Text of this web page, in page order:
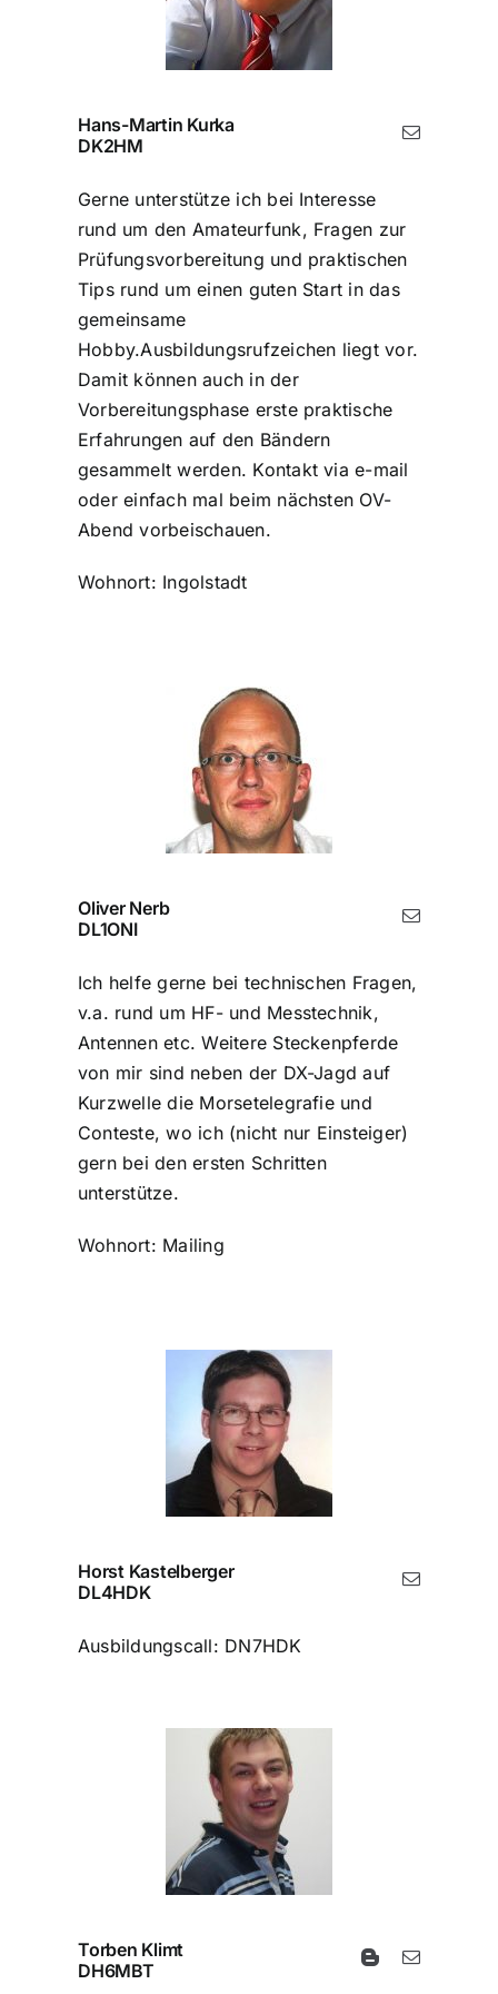
Hans-Martin Kurka
DK2HM
Gerne unterstütze ich bei Interesse
rund um den Amateurfunk, Fragen zur
Prüfungsvorbereitung und praktischen
Tips rund um einen guten Start in das
gemeinsame
Hobby.Ausbildungsrufzeichen liegt vor.
Damit können auch in der
Vorbereitungsphase erste praktische
Erfahrungen auf den Bändern
gesammelt werden. Kontakt via e-mail
oder einfach mal beim nächsten OV-
Abend vorbeischauen.
Wohnort: Ingolstadt
Oliver Nerb
DL1ONI
Ich helfe gerne bei technischen Fragen,
v.a. rund um HF- und Messtechnik,
Antennen etc. Weitere Steckenpferde
von mir sind neben der DX-Jagd auf
Kurzwelle die Morsetelegrafie und
Conteste, wo ich (nicht nur Einsteiger)
gern bei den ersten Schritten
unterstütze.
Wohnort: Mailing
Horst Kastelberger
DL4HDK
Ausbildungscall: DN7HDK
Torben Klimt
DH6MBT